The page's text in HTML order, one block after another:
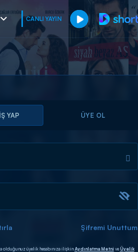
CANLI YAYIN
YAP ÜYE OL
Şifremi Unuttum
olduğunuz üyelik hesabınıza ilişkinAydınlatma Metni veÜyelik